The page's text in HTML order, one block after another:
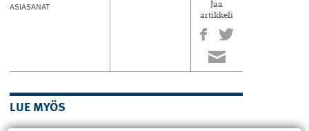
ASIASANAT
Jaa
artikkeli
LUE MYÖS